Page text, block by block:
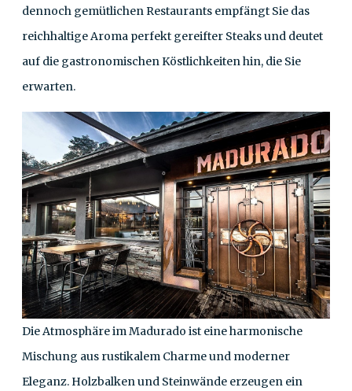
dennoch gemütlichen Restaurants empfängt Sie das
reichhaltige Aroma perfekt gereifter Steaks und deutet
auf die gastronomischen Köstlichkeiten hin, die Sie
erwarten.
Die Atmosphäre im Madurado ist eine harmonische
Mischung aus rustikalem Charme und moderner
Eleganz. Holzbalken und Steinwände erzeugen ein